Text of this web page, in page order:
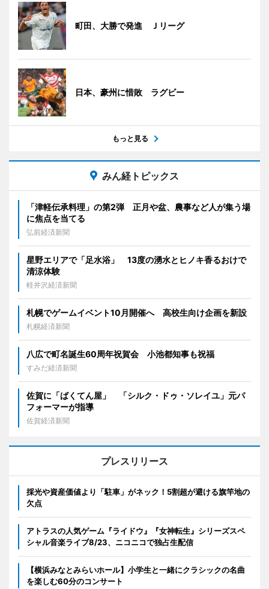
町田、大勝で発進 Ｊリーグ
日本、豪州に惜敗 ラグビー
もっと見る
みん経トピックス
「津軽伝承料理」の第2弾 正月や盆、農事など人が集う場
に焦点を当てる
弘前経済新聞
星野エリアで「足水浴」 13度の湧水とヒノキ香るおけで
清涼体験
軽井沢経済新聞
札幌でゲームイベント10月開催へ 高校生向け企画を新設
札幌経済新聞
八広で町名誕生60周年祝賀会 小池都知事も祝福
すみだ経済新聞
佐賀に「ばくてん屋」 「シルク・ドゥ・ソレイユ」元パ
フォーマーが指導
佐賀経済新聞
プレスリリース
採光や資産価値より「駐車」がネック！5割超が避ける旗竿地の
欠点
アトラスの人気ゲーム『ライドウ』『女神転生』シリーズスペ
シャル音楽ライブ8/23、ニコニコで独占生配信
【横浜みなとみらいホール】小学生と一緒にクラシックの名曲
を楽しむ60分のコンサート